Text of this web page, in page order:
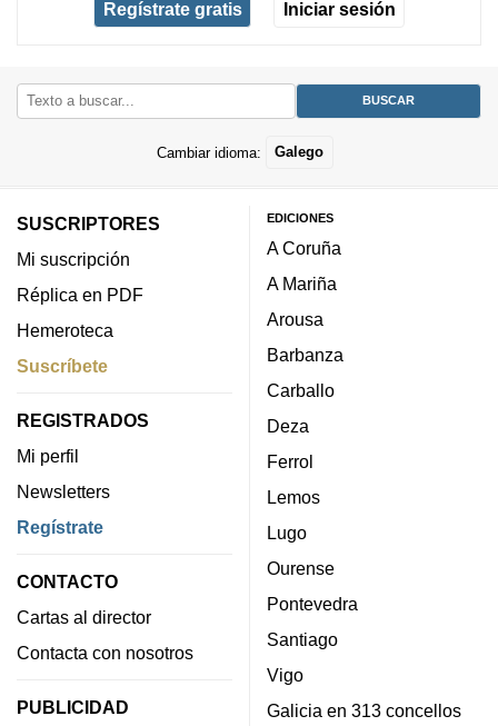
Regístrate gratis Iniciar sesión
Cambiar idioma: Galego
SUSCRIPTORES
Mi suscripción
Réplica en PDF
Hemeroteca
Suscríbete
REGISTRADOS
Mi perfil
Newsletters
Regístrate
CONTACTO
Cartas al director
Contacta con nosotros
PUBLICIDAD
EDICIONES
A Coruña
A Mariña
Arousa
Barbanza
Carballo
Deza
Ferrol
Lemos
Lugo
Ourense
Pontevedra
Santiago
Vigo
Galicia en 313 concellos